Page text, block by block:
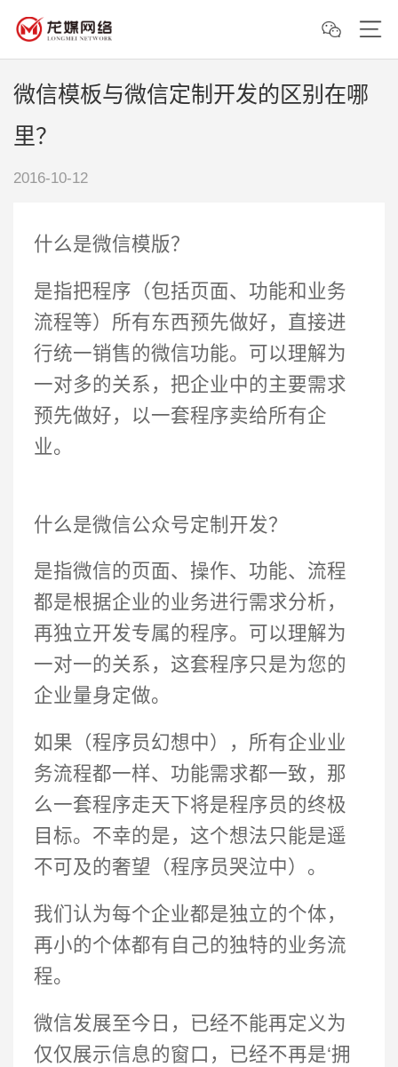
微信模板与微信定制开发的区别在哪
里？
2016-10-12
什么是微信模版？
是指把程序（包括页面、功能和业务
流程等）所有东西预先做好，直接进
行统一销售的微信功能。可以理解为
一对多的关系，把企业中的主要需求
预先做好，以一套程序卖给所有企
业。
什么是微信公众号定制开发？
是指微信的页面、操作、功能、流程
都是根据企业的业务进行需求分析，
再独立开发专属的程序。可以理解为
一对一的关系，这套程序只是为您的
企业量身定做。
如果（程序员幻想中），所有企业业
务流程都一样、功能需求都一致，那
么一套程序走天下将是程序员的终极
目标。不幸的是，这个想法只能是遥
不可及的奢望（程序员哭泣中）。
我们认为每个企业都是独立的个体，
再小的个体都有自己的独特的业务流
程。
微信发展至今日，已经不能再定义为
仅仅展示信息的窗口，已经不再是‘拥